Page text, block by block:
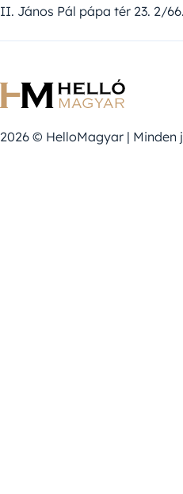
II. János Pál pápa tér 23. 2/
2026 © HelloMagyar | Minden